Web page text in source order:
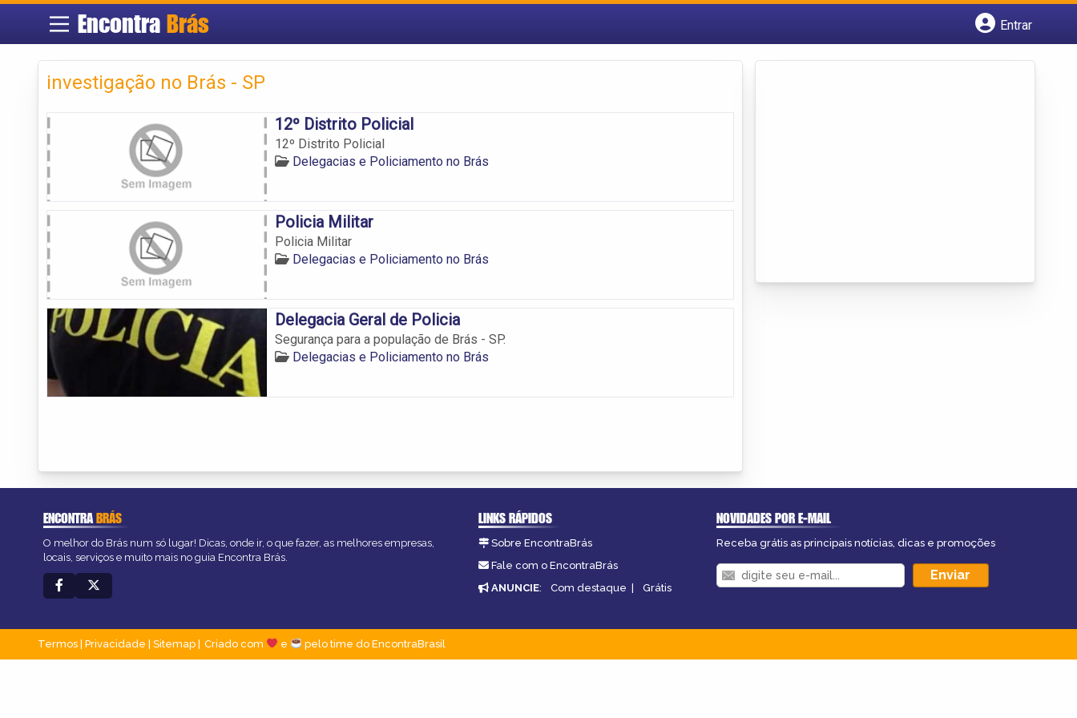
EncontraBrás
Entrar
investigação no Brás - SP
12º Distrito Policial
12º Distrito Policial
Delegacias e Policiamento no Brás
Policia Militar
Policia Militar
Delegacias e Policiamento no Brás
Delegacia Geral de Policia
Segurança para a população de Brás - SP.
Delegacias e Policiamento no Brás
ENCONTRABRÁS
O melhor do Brás num só lugar! Dicas, onde ir, o que fazer, as melhores empresas,
locais, serviços e muito mais no guia Encontra Brás.
LINKS RÁPIDOS
Sobre EncontraBrás
Fale com o EncontraBrás
ANUNCIE: Com destaque | Grátis
NOVIDADES POR E-MAIL
Receba grátis as principais notícias, dicas e promoções
Termos Privacidade Sitemap Criado com e pelo time do EncontraBrasil